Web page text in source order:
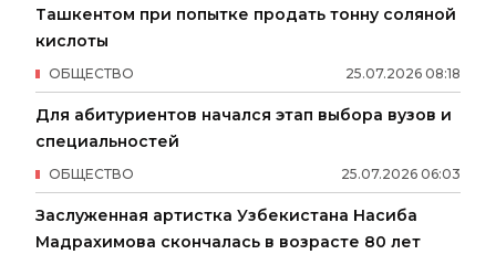
Ташкентом при попытке продать тонну соляной
кислоты
25.07.2026 08:18
ОБЩЕСТВО
Для абитуриентов начался этап выбора вузов и
специальностей
25.07.2026 06:03
ОБЩЕСТВО
Заслуженная артистка Узбекистана Насиба
Мадрахимова скончалась в возрасте 80 лет